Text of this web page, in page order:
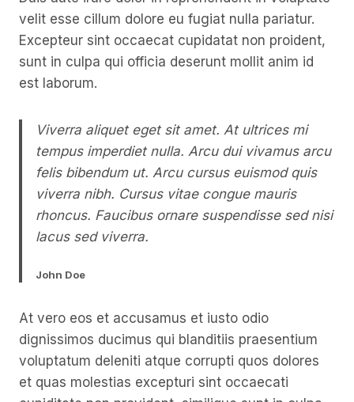
velit esse cillum dolore eu fugiat nulla pariatur.
Excepteur sint occaecat cupidatat non proident,
sunt in culpa qui officia deserunt mollit anim id
est laborum.
Viverra aliquet eget sit amet. At ultrices mi
tempus imperdiet nulla. Arcu dui vivamus arcu
felis bibendum ut. Arcu cursus euismod quis
viverra nibh. Cursus vitae congue mauris
rhoncus. Faucibus ornare suspendisse sed nisi
lacus sed viverra.
John Doe
At vero eos et accusamus et iusto odio
dignissimos ducimus qui blanditiis praesentium
voluptatum deleniti atque corrupti quos dolores
et quas molestias excepturi sint occaecati